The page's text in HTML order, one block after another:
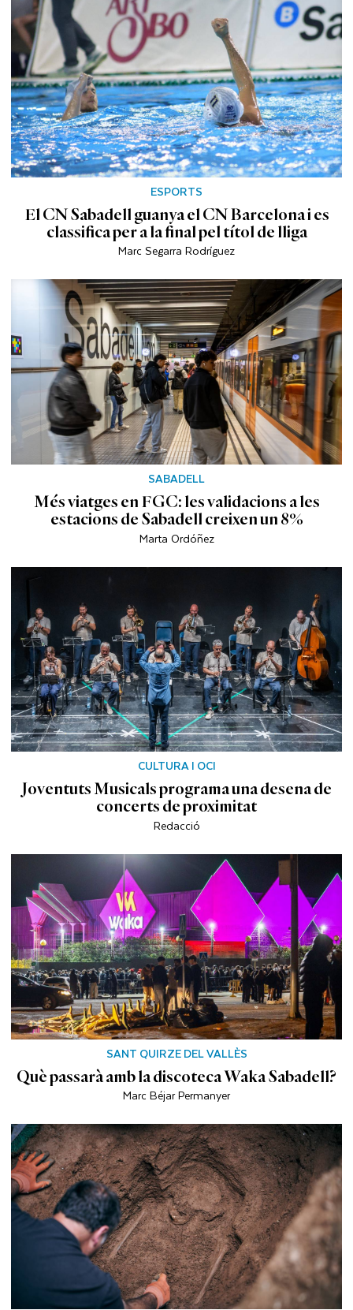
ESPORTS
El CN Sabadell guanya el CN Barcelona i es
classifica per a la final pel títol de lliga
Marc Segarra Rodríguez
SABADELL
Més viatges en FGC: les validacions a les
estacions de Sabadell creixen un 8%
Marta Ordóñez
CULTURA I OCI
Joventuts Musicals programa una desena de
concerts de proximitat
Redacció
SANT QUIRZE DEL VALLÈS
Què passarà amb la discoteca Waka Sabadell?
Marc Béjar Permanyer